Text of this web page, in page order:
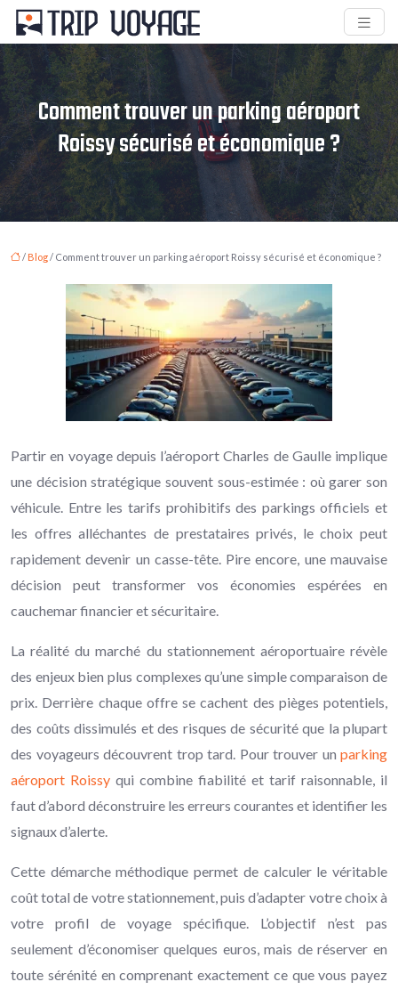
Comment trouver un parking aéroport
Roissy sécurisé et économique ?
/ Blog/ Comment trouver un parking aéroport Roissy sécurisé et économique ?
Partir en voyage depuis l’aéroport Charles de Gaulle implique
une décision stratégique souvent sous-estimée : où garer son
véhicule. Entre les tarifs prohibitifs des parkings officiels et
les offres alléchantes de prestataires privés, le choix peut
rapidement devenir un casse-tête. Pire encore, une mauvaise
décision peut transformer vos économies espérées en
cauchemar financier et sécuritaire.
La réalité du marché du stationnement aéroportuaire révèle
des enjeux bien plus complexes qu’une simple comparaison de
prix. Derrière chaque offre se cachent des pièges potentiels,
des coûts dissimulés et des risques de sécurité que la plupart
des voyageurs découvrent trop tard. Pour trouver un parking
aéroport Roissy qui combine fiabilité et tarif raisonnable, il
faut d’abord déconstruire les erreurs courantes et identifier les
signaux d’alerte.
Cette démarche méthodique permet de calculer le véritable
coût total de votre stationnement, puis d’adapter votre choix à
votre profil de voyage spécifique. L’objectif n’est pas
seulement d’économiser quelques euros, mais de réserver en
toute sérénité en comprenant exactement ce que vous payez